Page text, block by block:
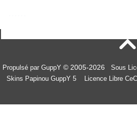

Propulsé par GuppY © 2005-2026
Sous
Skins Papinou GuppY 5
Licence Libre